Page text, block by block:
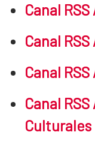
Canal
Canal
Canal
Canal
Culturales